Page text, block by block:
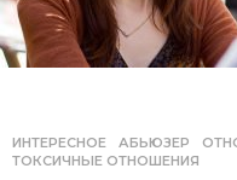
ИНТЕРЕСНОЕ АБЬЮЗЕР ,
ТОКСИЧНЫЕ ОТНОШЕНИЯ